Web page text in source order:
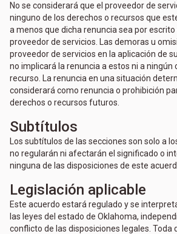
No se considerará que el proveedor de
ninguno de los derechos o recursos que
a menos que dicha renuncia sea por
proveedor de servicios. Las demoras u
proveedor de servicios en la aplicación de
no implicará la renuncia a estos ni a ningún
recurso. La renuncia en una situación
considerará como renuncia o prohibición
derechos o recursos futuros.
Subtítulos
Los subtítulos de las secciones son solo a
no regularán ni afectarán el significado o
ninguna de las disposiciones de este
Legislación aplicable
Este acuerdo estará regulado y se
las leyes del estado de Oklahoma,
conflicto de las disposiciones legales. Toda